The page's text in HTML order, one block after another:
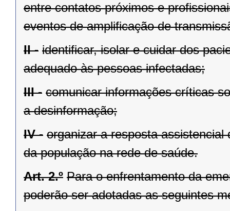
entre contatos próximos e
eventos de amplificação de
II - identificar, isolar e cuidar dos
adequado às pessoas infectadas;
III - comunicar informações críticas
a desinformação;
IV - organizar a resposta
da população na rede de saúde.
Art. 2.º Para o enfrentamento da
poderão ser adotadas as seguintes